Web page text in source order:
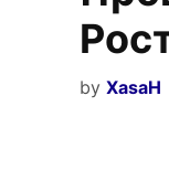
by XasaH